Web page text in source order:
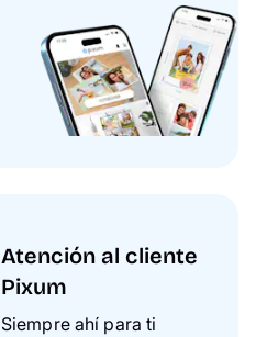
Atención al cliente
Pixum
Siempre ahí para ti